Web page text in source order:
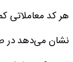
هر کد معاملاتی